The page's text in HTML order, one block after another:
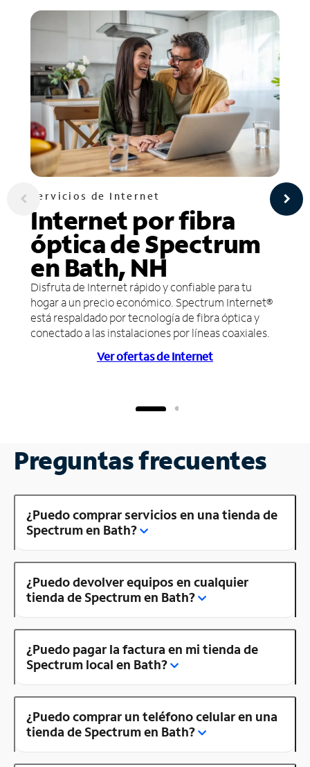
Servicios de Internet
Internet por fibra
óptica de Spectrum
en Bath, NH
Disfruta de Internet rápido y confiable para tu
hogar a un precio económico. Spectrum Internet®
está respaldado por tecnología de fibra óptica y
conectado a las instalaciones por líneas coaxiales.
Ver ofertas de Internet
Preguntas frecuentes
¿Puedo comprar servicios en una tienda de
Spectrum en Bath?
¿Puedo devolver equipos en cualquier
tienda de Spectrum en Bath?
¿Puedo pagar la factura en mi tienda de
Spectrum local en Bath?
¿Puedo comprar un teléfono celular en una
tienda de Spectrum en Bath?